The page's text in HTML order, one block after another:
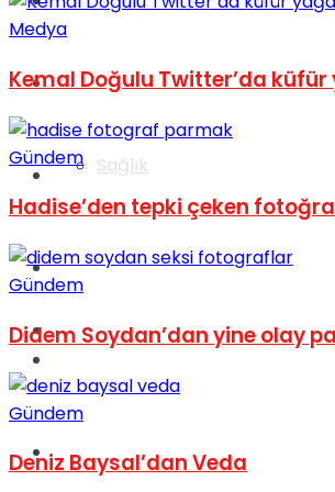
Sağlık
TV
Türkiye
Müzik
Sinema
Spor
Medya
Kemal Doğulu Twitter’da küfür
Gündem
Hadise’den tepki çeken
Gündem
Didem Soydan’dan yine olay
Gündem
Deniz Baysal’dan Veda